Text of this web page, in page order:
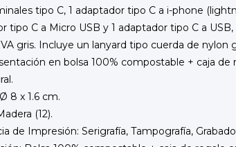
tipo C, 1 adaptador tipo C a i-phone
tipo C a Micro USB y 1 adaptador tipo C a
gris. Incluye un lanyard tipo cuerda de nylon
en bolsa 100% compostable + caja de
8 x 1.6 cm.
(12).
de Impresión: Serigrafía, Tampografía,